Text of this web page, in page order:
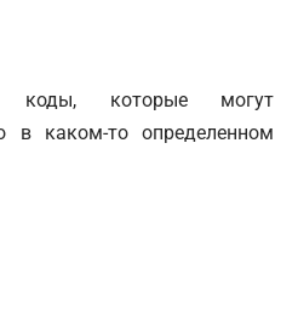
коды, которые могут
в каком-то определенном